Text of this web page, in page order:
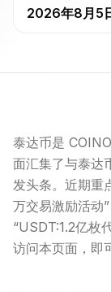
2026年8月5
泰达币是
面汇集了与泰达
发头条。近期重
万交易激励活动
“USDT:1.2亿枚
访问本页面，即